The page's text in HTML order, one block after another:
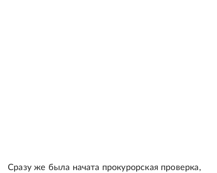
Сразу же была начата прокурорская проверка,